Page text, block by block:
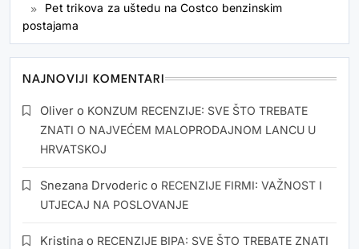
Pet trikova za uštedu na Costco benzinskim
postajama
NAJNOVIJI KOMENTARI
Oliver o KONZUM RECENZIJE: SVE ŠTO TREBATE
ZNATI O NAJVEĆEM MALOPRODAJNOM LANCU U
HRVATSKOJ
Snezana Drvoderic o RECENZIJE FIRMI: VAŽNOST I
UTJECAJ NA POSLOVANJE
Kristina o RECENZIJE BIPA: SVE ŠTO TREBATE ZNATI